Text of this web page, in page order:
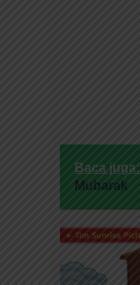
Baca juga:
Mubarak